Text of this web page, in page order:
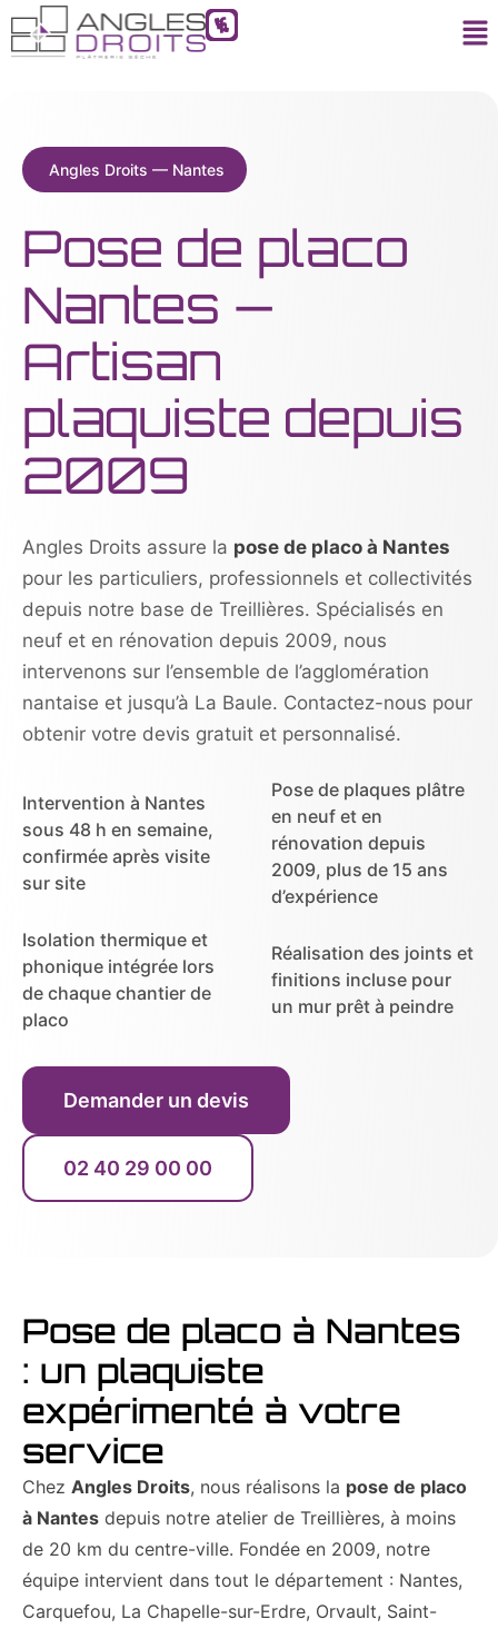
Angles Droits — Nantes
Pose de placo
Nantes —
Artisan
plaquiste depuis
2009
Angles Droits assure la pose de placo à Nantes
pour les particuliers, professionnels et collectivités
depuis notre base de Treillières. Spécialisés en
neuf et en rénovation depuis 2009, nous
intervenons sur l’ensemble de l’agglomération
nantaise et jusqu’à La Baule. Contactez-nous pour
obtenir votre devis gratuit et personnalisé.
Intervention à Nantes
sous 48 h en semaine,
confirmée après visite
sur site
Pose de plaques plâtre
en neuf et en
rénovation depuis
2009, plus de 15 ans
d’expérience
Isolation thermique et
phonique intégrée lors
de chaque chantier de
placo
Réalisation des joints et
finitions incluse pour
un mur prêt à peindre
Demander un devis
02 40 29 00 00
Pose de placo à Nantes
: un plaquiste
expérimenté à votre
service
Chez Angles Droits, nous réalisons la pose de placo
à Nantes depuis notre atelier de Treillières, à moins
de 20 km du centre-ville. Fondée en 2009, notre
équipe intervient dans tout le département : Nantes,
Carquefou, La Chapelle-sur-Erdre, Orvault, Saint-